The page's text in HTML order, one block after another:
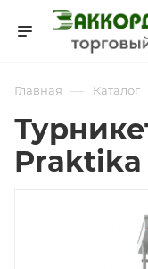
Главная — Каталог
Praktika